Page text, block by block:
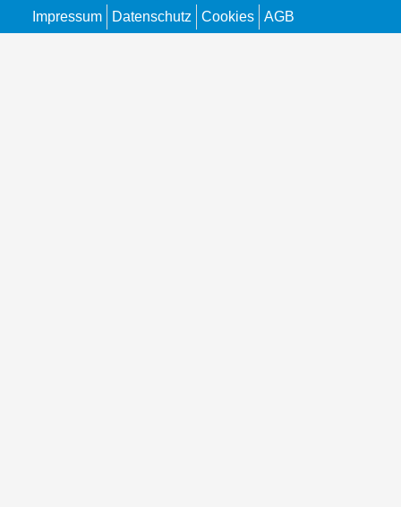
Impressum
Datenschutz Cookies AGB